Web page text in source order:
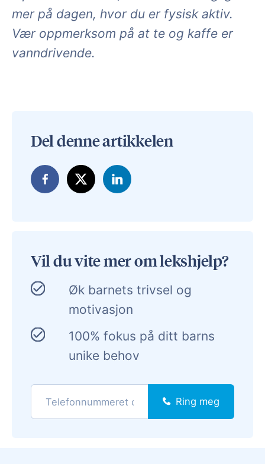
mer på dagen, hvor du er fysisk aktiv.
Vær oppmerksom på at te og kaffe er
vanndrivende.
Del denne artikkelen
Vil du vite mer om lekshjelp?
Øk barnets trivsel og
motivasjon
100% fokus på ditt barns
unike behov
Ring meg